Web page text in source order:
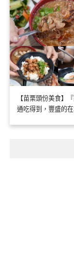
【苗栗頭份美食】
通吃得到，豐盛的在